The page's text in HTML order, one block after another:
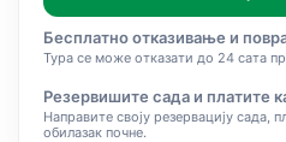
Бесплатно отказивање и
Тура се може отказати до 24 сата
Резервишите сада и платите
Направите своју резервацију сада,
обилазак почне.